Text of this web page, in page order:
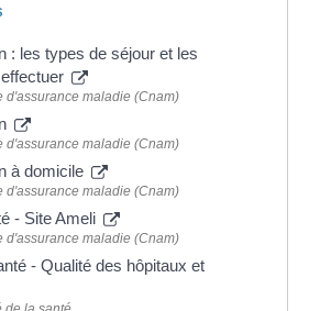
: les types de séjour et les
d'assurance maladie (Cnam)
d'assurance maladie (Cnam)
à domicile
d'assurance maladie (Cnam)
- Site Ameli
d'assurance maladie (Cnam)
- Qualité des hôpitaux et